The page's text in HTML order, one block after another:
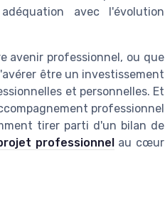
avec l'évolution
avenir professionnel, ou que
être un investissement
et personnelles. Et
professionnel
tirer parti d'un bilan de
professionnel au cœur